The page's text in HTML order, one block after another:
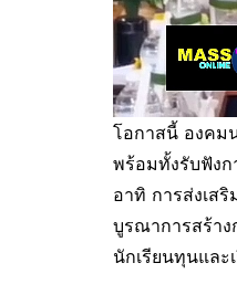
โอกาสนี้ องค
พร้อมทั้งรับฟังก
อาทิ การส่งเส
บูรณาการสร้าง
นักเรียนทุนแล